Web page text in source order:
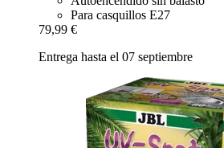
Para casquillos E27
79,99 €
Entrega hasta el 07 septiembre